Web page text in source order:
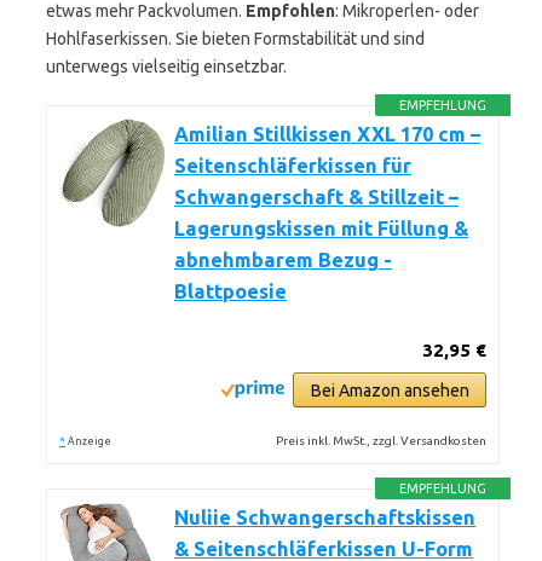
etwas mehr Packvolumen. Empfohlen: Mikroperlen- oder
Hohlfaserkissen. Sie bieten Formstabilität und sind
unterwegs vielseitig einsetzbar.
EMPFEHLUNG
Amilian Stillkissen XXL 170 cm –
Seitenschläferkissen für
Schwangerschaft & Stillzeit –
Lagerungskissen mit Füllung &
abnehmbarem Bezug -
Blattpoesie
32,95 €
Bei Amazon ansehen
* Anzeige Preis inkl. MwSt., zzgl. Versandkosten
EMPFEHLUNG
Nuliie Schwangerschaftskissen
& Seitenschläferkissen U-Form